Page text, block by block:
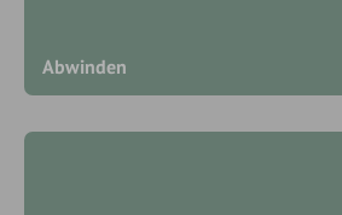
Abwinden